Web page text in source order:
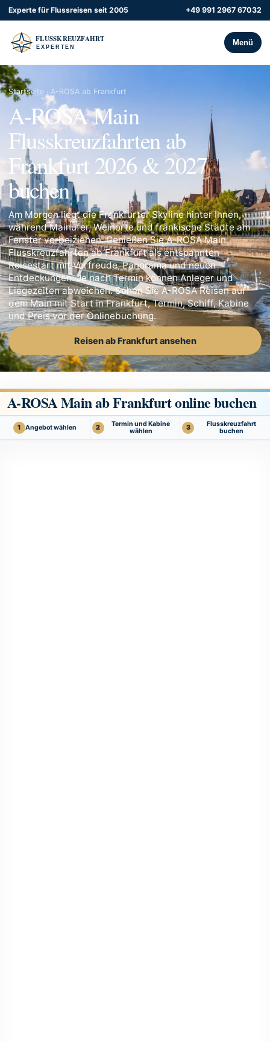
Experte für Flussreisen seit 2005 +49 991 2967 67032
Menü
Startseite · A-ROSA ab Frankfurt
A-ROSA Main
Flusskreuzfahrten ab
Frankfurt 2026 & 2027
buchen
Am Morgen liegt die Frankfurter Skyline hinter Ihnen,
während Mainufer, Weinorte und fränkische Städte am
Fenster vorbeiziehen. Genießen Sie A-ROSA Main
Flusskreuzfahrten ab Frankfurt als entspannten
Reisestart mit Vorfreude, Panorama und neuen
Entdeckungen. Je nach Termin können Anleger und
Liegezeiten abweichen. Sehen Sie A-ROSA Reisen auf
dem Main mit Start in Frankfurt, Termin, Schiff, Kabine
und Preis vor der Onlinebuchung.
Reisen ab Frankfurt ansehen
A-ROSA Main ab Frankfurt online buchen
1 Angebot wählen 2
Termin und Kabine
wählen
3
Flusskreuzfahrt
buchen